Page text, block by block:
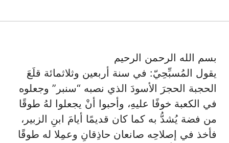
بسم الله الرحمن الرحيم
يقول المُسبِّحِيّ: في سنة أربعين وثلاثمائة قلَعَ
الحجبة الحجرَ الأسودَ الذي نصبه “سنبر” وجعلوه
في الكعبة خوفًا عليهِ، وأحبوا أنْ يجعلوا لهُ طوقًا
من فضة يُشدُّ به كما كان قديمًا أيامَ ابنِ الزبير،
فأخذ في إصلاحِه صانعان حاذِقانِ وعمِلا له طوقًا